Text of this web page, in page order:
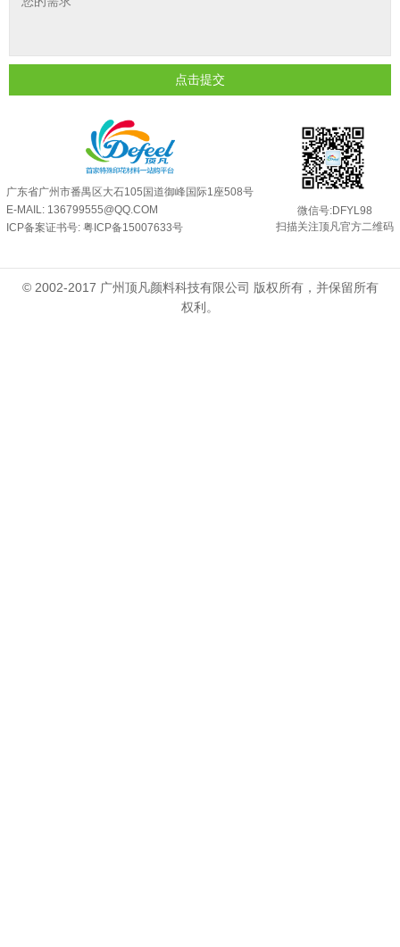
油性反光粉怎么印花效果最好？
反光粉是永久有效的吗？能用多久？ 2025-06-10
外墙涂料中怎么添加反光粉使用？ 2025-06-05
超细反光粉需要搭配什么胶浆使用？ 2025-06-03
反光粉能用在注塑工艺上吗？ 2025-06-02
反光粉可以混合其他颜料一起使用吗... 2025-05-23
点击提交
广东省广州市番禺区大石105国道御峰国际1座508号
E-MAIL: 136799555@QQ.COM
ICP备案证书号: 粤ICP备15007633号
微信号:DFYL98
扫描关注顶凡官方二维码
© 2002-2017 广州顶凡颜料科技有限公司 版权所有，并保留所有
权利。